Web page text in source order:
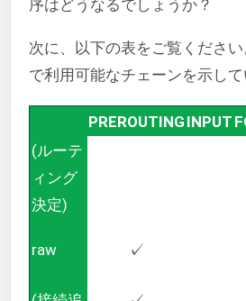
序はどうなるでしょうか？
次に、以下の表をご覧くださ
で利用可能なチェーンを示して
PREROUTING INPUT
(ルーテ
ィング
決定)
raw ✓